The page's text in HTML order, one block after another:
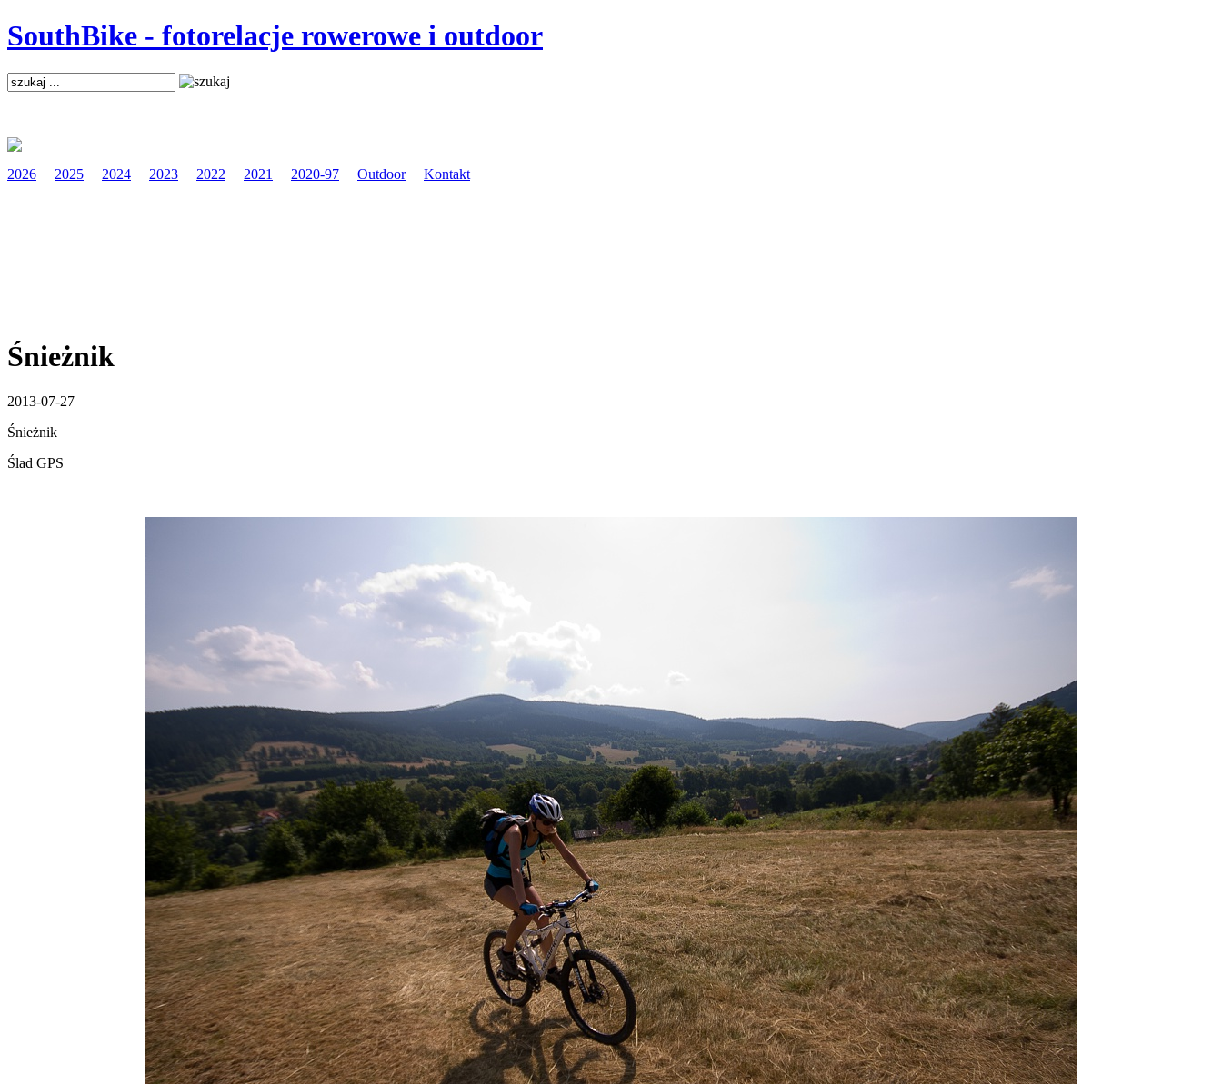
SouthBike - fotorelacje rowerowe i outdoor
2026 2025 2024 2023 2022 2021 2020-97 Outdoor Kontakt
Śnieżnik
2013-07-27
Śnieżnik
Ślad GPS